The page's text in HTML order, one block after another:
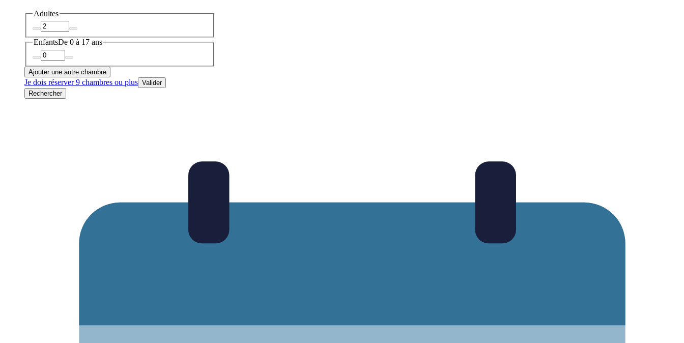
Adultes
EnfantsDe 0 à 17 ans
Ajouter une autre chambre
Je dois réserver 9 chambres ou plus Valider
Rechercher